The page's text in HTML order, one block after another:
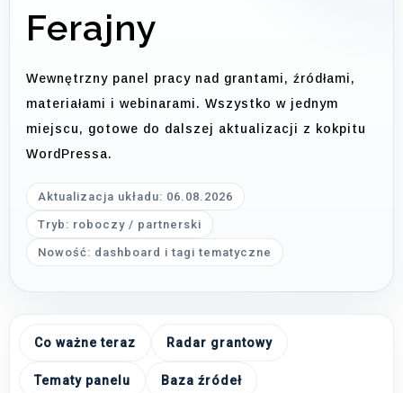
Ferajny
Wewnętrzny panel pracy nad grantami, źródłami,
materiałami i webinarami. Wszystko w jednym
miejscu, gotowe do dalszej aktualizacji z kokpitu
WordPressa.
Aktualizacja układu: 06.08.2026
Tryb: roboczy / partnerski
Nowość: dashboard i tagi tematyczne
Co ważne teraz Radar grantowy
Tematy panelu Baza źródeł